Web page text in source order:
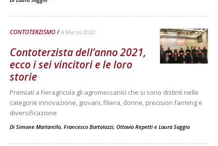
CONTOTERZISMO 4 Marzo 2022
Contoterzista dell’anno 2021,
ecco i sei vincitori e le loro
storie
Premiati a Fieragricola gli agromeccanici che si sono distinti nelle
categorie innovazione, giovani, filiera, donne, precision farming e
diversificazione
Di Simone Martarello, Francesco Bartolozzi, Ottavio Repetti e Laura Saggio